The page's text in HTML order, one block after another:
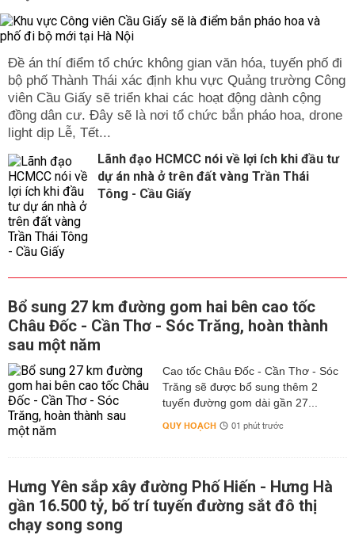
Đề án thí điểm tổ chức không gian văn hóa, tuyến phố đi
bộ phố Thành Thái xác định khu vực Quảng trường Công
viên Cầu Giấy sẽ triển khai các hoạt động dành cộng
đồng dân cư. Đây sẽ là nơi tổ chức bắn pháo hoa, drone
light dịp Lễ, Tết...
Lãnh đạo HCMCC nói về lợi ích khi đầu tư
dự án nhà ở trên đất vàng Trần Thái
Tông - Cầu Giấy
Bổ sung 27 km đường gom hai bên cao tốc
Châu Đốc - Cần Thơ - Sóc Trăng, hoàn thành
sau một năm
Cao tốc Châu Đốc - Cần Thơ - Sóc
Trăng sẽ được bổ sung thêm 2
tuyến đường gom dài gần 27...
QUY HOẠCH 01 phút trước
Hưng Yên sắp xây đường Phố Hiến - Hưng Hà
gần 16.500 tỷ, bố trí tuyến đường sắt đô thị
chạy song song